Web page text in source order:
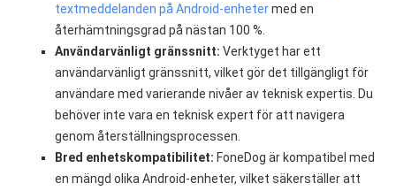
textmeddelanden på Android-enhetermed en
återhämtningsgrad på nästan 100 %.
Användarvänligt gränssnitt:Verktyget har ett
användarvänligt gränssnitt, vilket gör det tillgängligt för
användare med varierande nivåer av teknisk expertis. Du
behöver inte vara en teknisk expert för att navigera
genom återställningsprocessen.
Bred enhetskompatibilitet:FoneDog är kompatibel med
en mängd olika Android-enheter, vilket säkerställer att